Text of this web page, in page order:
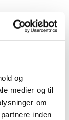
og
medier og til
om
inden
typer